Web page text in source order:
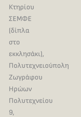
Κτηρίου
ΣΕΜΦΕ
(δίπλα
στο
εκκλησάκι),
Πολυτεχνειούπολη
Ζωγράφου
Ηρώων
Πολυτεχνείου
9,